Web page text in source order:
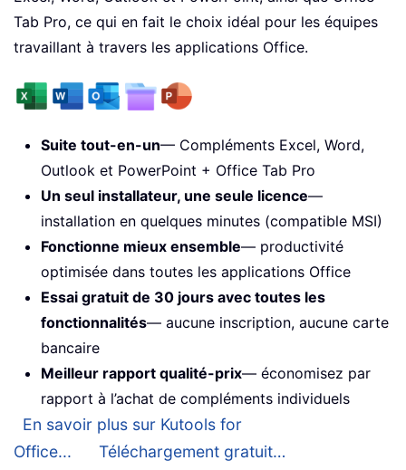
Tab Pro, ce qui en fait le choix idéal pour les équipes
travaillant à travers les applications Office.
Suite tout-en-un— Compléments Excel, Word,
Outlook et PowerPoint + Office Tab Pro
Un seul installateur, une seule licence—
installation en quelques minutes (compatible MSI)
Fonctionne mieux ensemble— productivité
optimisée dans toutes les applications Office
Essai gratuit de 30 jours avec toutes les
fonctionnalités— aucune inscription, aucune carte
bancaire
Meilleur rapport qualité-prix— économisez par
rapport à l’achat de compléments individuels
En savoir plus sur Kutools for
Office...
Téléchargement gratuit…